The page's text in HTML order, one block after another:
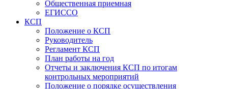
Общественная приемная
ЕГИССО
КСП
Положение о КСП
Руководитель
Регламент КСП
План работы на год
Отчеты и заключения КСП по итогам
контрольных мероприятий
Положение о порядке осуществления